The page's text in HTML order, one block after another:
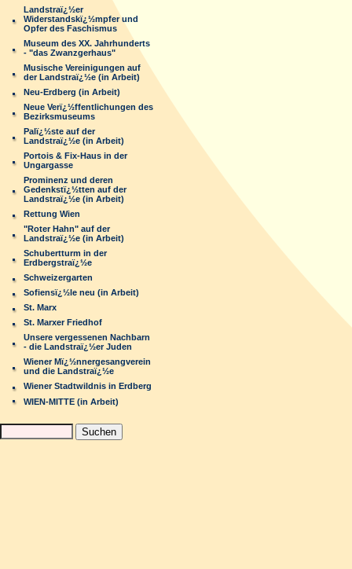
Landstraï¿½er
Widerstandskï¿½mpfer und
Opfer des Faschismus
Museum des XX. Jahrhunderts
- "das Zwanzgerhaus"
Musische Vereinigungen auf
der Landstraï¿½e (in Arbeit)
Neu-Erdberg (in Arbeit)
Neue Verï¿½ffentlichungen des
Bezirksmuseums
Palï¿½ste auf der
Landstraï¿½e (in Arbeit)
Portois & Fix-Haus in der
Ungargasse
Prominenz und deren
Gedenkstï¿½tten auf der
Landstraï¿½e (in Arbeit)
Rettung Wien
"Roter Hahn" auf der
Landstraï¿½e (in Arbeit)
Schubertturm in der
Erdbergstraï¿½e
Schweizergarten
Sofiensï¿½le neu (in Arbeit)
St. Marx
St. Marxer Friedhof
Unsere vergessenen Nachbarn
- die Landstraï¿½er Juden
Wiener Mï¿½nnergesangverein
und die Landstraï¿½e
Wiener Stadtwildnis in Erdberg
WIEN-MITTE (in Arbeit)